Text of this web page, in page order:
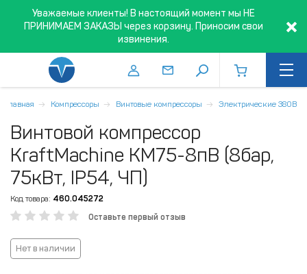
Уважаемые клиенты! В настоящий момент мы НЕ
ПРИНИМАЕМ ЗАКАЗЫ через корзину. Приносим свои
извинения.
Главная Компрессоры Винтовые компрессоры Электрические 380В
Винтовой компрессор
KraftMachine KM75-8пВ (8бар,
75кВт, IP54, ЧП)
Код товара: 460.045272
Оставьте первый отзыв
Нет в наличии